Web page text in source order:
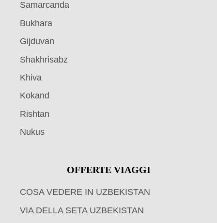
Samarcanda
Bukhara
Gijduvan
Shakhrisabz
Khiva
Kokand
Rishtan
Nukus
OFFERTE VIAGGI
COSA VEDERE IN UZBEKISTAN
VIA DELLA SETA UZBEKISTAN